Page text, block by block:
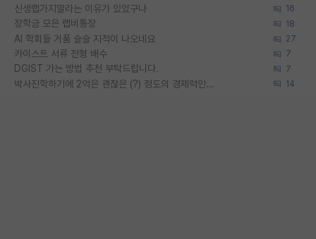
신생랩가지말라는 이유가 있었구나 16
장학금 모은 랩비통장 18
AI 학회들 거품 슬슬 지적이 나오네요 27
카이스트 서류 전형 배수 7
DGIST 가는 방법 추천 부탁드립니다. 7
박사진학하기에 2억은 괜찮은 (?) 정도의 경제력인가요 14